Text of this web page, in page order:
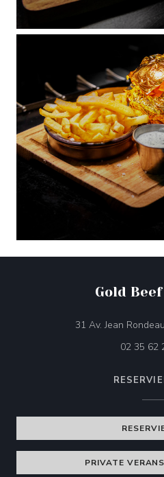
Gold
31 Av. Jean
02 35 62
PRIVATE